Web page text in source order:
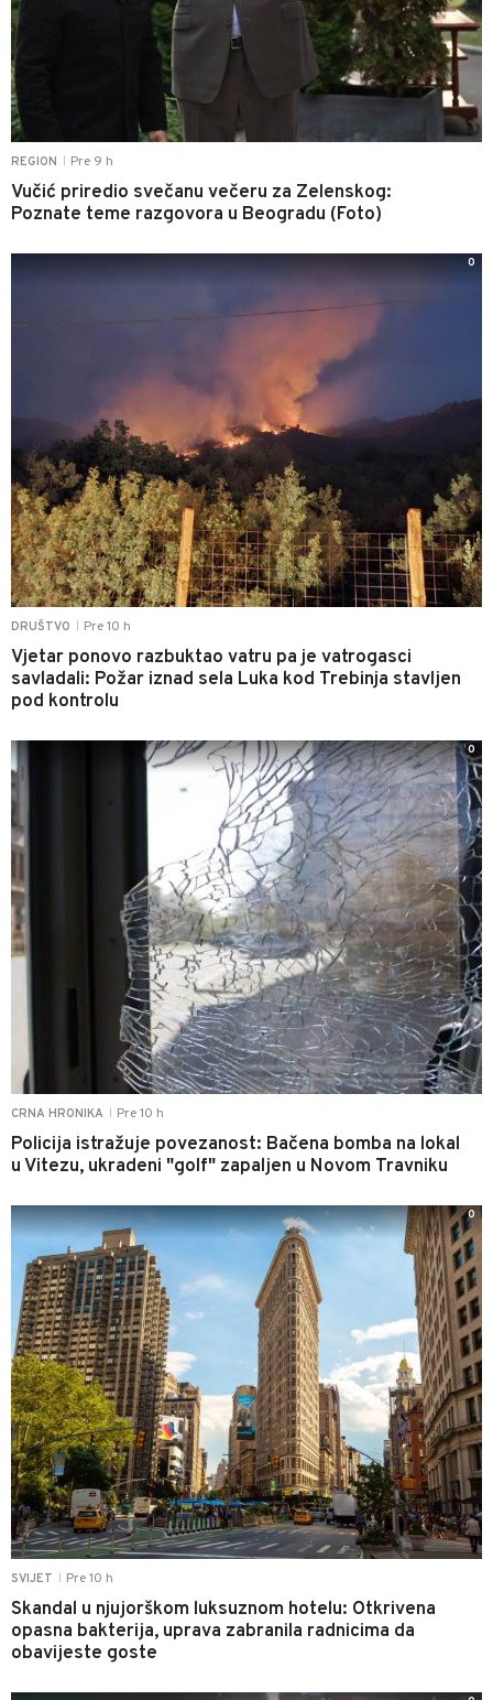
REGION Pre 9 h
Vučić priredio svečanu večeru za Zelenskog:
Poznate teme razgovora u Beogradu (Foto)
DRUŠTVO Pre 10 h
Vjetar ponovo razbuktao vatru pa je vatrogasci
savladali: Požar iznad sela Luka kod Trebinja stavljen
pod kontrolu
0
CRNA HRONIKA Pre 10 h
Policija istražuje povezanost: Bačena bomba na lokal
u Vitezu, ukradeni "golf" zapaljen u Novom Travniku
0
SVIJET Pre 10 h
Skandal u njujorškom luksuznom hotelu: Otkrivena
opasna bakterija, uprava zabranila radnicima da
obavijeste goste
0